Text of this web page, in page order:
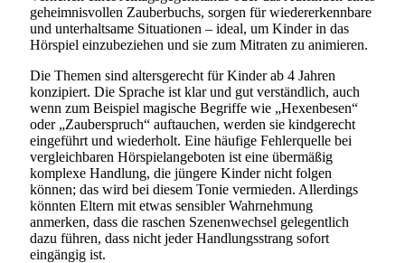
geheimnisvollen Zauberbuchs, sorgen für wiedererkennbare
und unterhaltsame Situationen – ideal, um Kinder in das
Hörspiel einzubeziehen und sie zum Mitraten zu animieren.
Die Themen sind altersgerecht für Kinder ab 4 Jahren
konzipiert. Die Sprache ist klar und gut verständlich, auch
wenn zum Beispiel magische Begriffe wie „Hexenbesen“
oder „Zauberspruch“ auftauchen, werden sie kindgerecht
eingeführt und wiederholt. Eine häufige Fehlerquelle bei
vergleichbaren Hörspielangeboten ist eine übermäßig
komplexe Handlung, die jüngere Kinder nicht folgen
können; das wird bei diesem Tonie vermieden. Allerdings
könnten Eltern mit etwas sensibler Wahrnehmung
anmerken, dass die raschen Szenenwechsel gelegentlich
dazu führen, dass nicht jeder Handlungsstrang sofort
eingängig ist.